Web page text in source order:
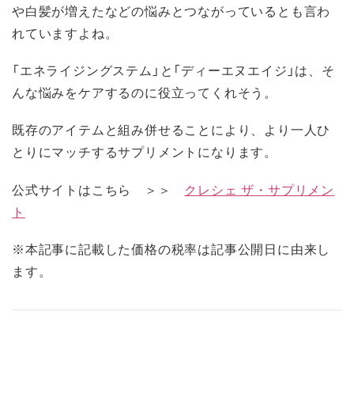
や白髪が増えたなどの悩みとつながっているとも言わ
れていますよね。
「エネライジングステム」と「ディーエヌエイジ」は、そ
んな悩みをケアするのに役立ってくれそう。
既存のアイテムと組み併せることにより、より一人ひ
とりにマッチするサプリメントになります。
公式サイトはこちら ＞＞ クレシェ ザ・サプリメン
ト
※本記事に記載した価格の税率は記事公開日に由来し
ます。